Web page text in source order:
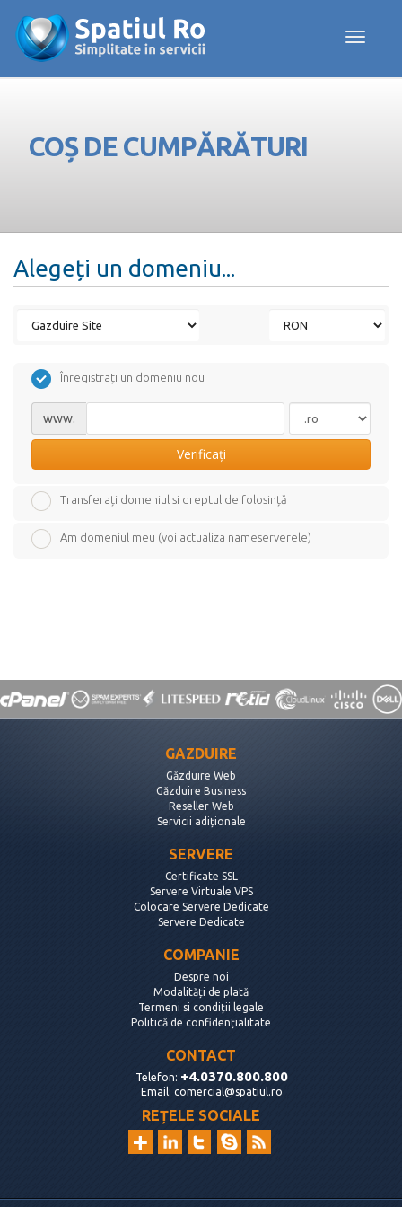
Toggle
COȘ DE CUMPĂRĂTURI
Alegeți un domeniu...
Înregistrați un domeniu nou
www.
Verificați
Transferați domeniul si dreptul de folosință
Am domeniul meu (voi actualiza nameserverele)
GAZDUIRE
Găzduire Web
Găzduire Business
Reseller Web
Servicii adiționale
SERVERE
Certificate SSL
Servere Virtuale VPS
Colocare Servere Dedicate
Servere Dedicate
COMPANIE
Despre noi
Modalități de plată
Termeni si condiții legale
Politică de confidențialitate
CONTACT
Telefon: +4.0370.800.800
Email: comercial@spatiul.ro
REȚELE SOCIALE